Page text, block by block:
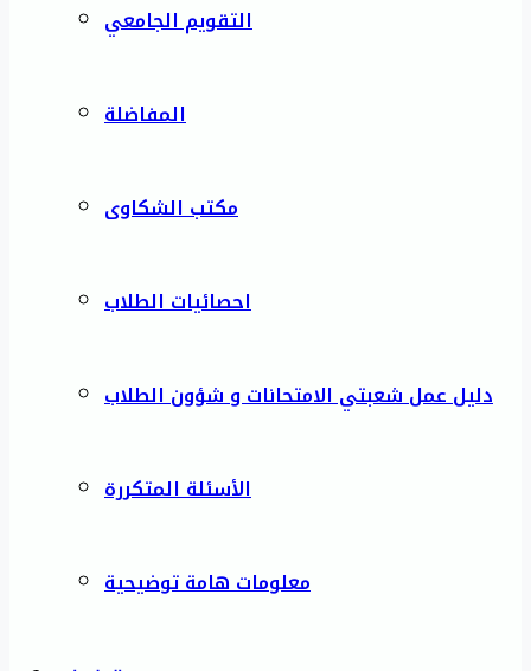
التقويم الجامعي
المفاضلة
مكتب الشكاوى
احصائيات الطلاب
دليل عمل شعبتي الامتحانات و شؤون الطلاب
الأسئلة المتكررة
معلومات هامة توضيحية